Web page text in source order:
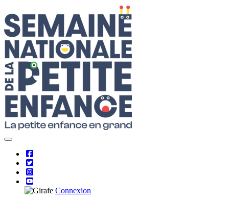
to
content
Connexion